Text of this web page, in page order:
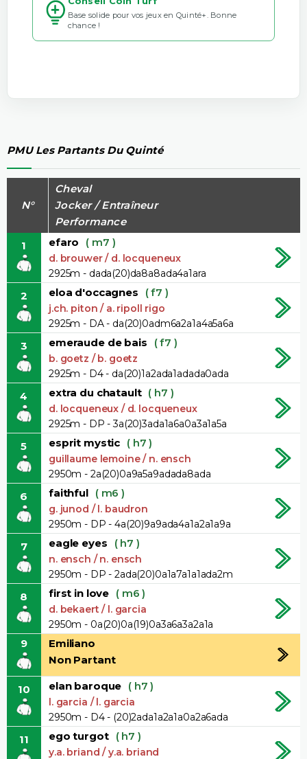
Base solide pour vos jeux en Quinté+. Bonne
chance !
PMU Les Partants Du Quinté
N°
Cheval
Jocker / Entraîneur
Performance
1
efaro ( m7 )
d. brouwer / d. locqueneux
2925m - dada(20)da8a8ada4a1ara
2 eloa d'occagnes ( f7 )
j.ch. piton / a. ripoll rigo
2925m - DA - da(20)0adm6a2a1a4a5a6a
3 emeraude de bais ( f7 )
b. goetz / b. goetz
2925m - D4 - da(20)1a2ada1adada0ada
4 extra du chatault ( h7 )
d. locqueneux / d. locqueneux
2925m - DP - 3a(20)3ada1a6a0a3a1a5a
5 esprit mystic ( h7 )
guillaume lemoine / n. ensch
2950m - 2a(20)0a9a5a9adada8ada
6 faithful ( m6 )
g. junod / l. baudron
2950m - DP - 4a(20)9a9ada4a1a2a1a9a
7 eagle eyes ( h7 )
n. ensch / n. ensch
2950m - DP - 2ada(20)0a1a7a1a1ada2m
8 first in love ( m6 )
d. bekaert / l. garcia
2950m - 0a(20)0a(19)0a3a6a3a2a1a
9
Emiliano
Non Partant
10 elan baroque ( h7 )
l. garcia / l. garcia
2950m - D4 - (20)2ada1a2a1a0a2a6ada
11 ego turgot ( h7 )
y.a. briand / y.a. briand